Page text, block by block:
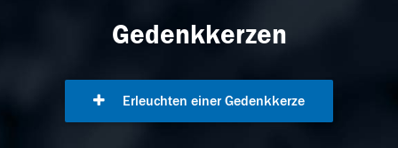
Gedenkkerzen
Erleuchten einer Gedenkkerze